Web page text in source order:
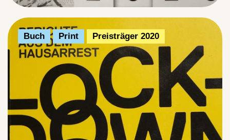
Buch Print Preisträger 2020